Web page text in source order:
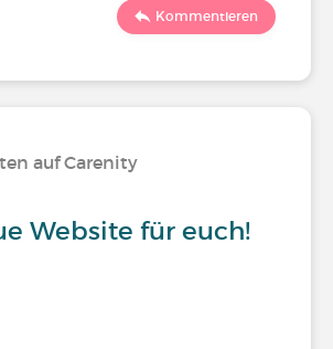
Kommentieren
auf Carenity
Website für euch!